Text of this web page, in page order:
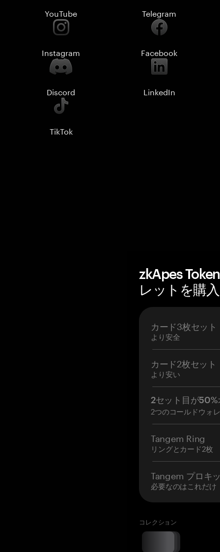
YouTube Telegram
Instagram Facebook
Discord LinkedIn
TikTok
zkApes
レットを購
カード3枚セット
より安全
カード2枚セット
より安い
2セット目が50%
2つのコールドウォ
Tangem Ring
リングとカード2枚
Tangem プロキ
必要なのはこれだけ
コレクション